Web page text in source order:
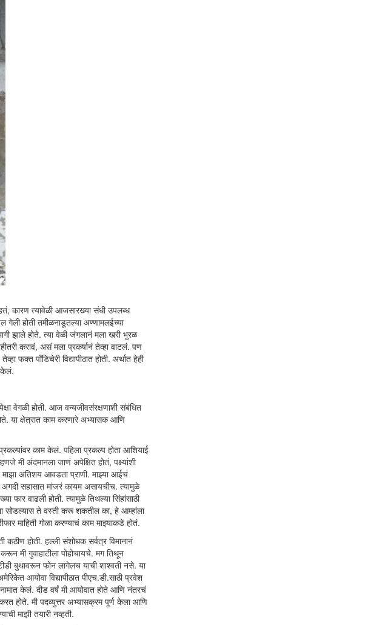
कारण त्यावेळी आजसारख्या संधी उपलब्ध
गेली होती तमीळनाडूतल्या अण्णामलईच्या
झाले होते. त्या वेळी जंगलानं मला खरी भुरळ
करावं, असं मला प्रकर्षानं तेव्हा वाटलं. पण
फक्त पाँडिचेरी विद्यापीठात होती. अर्थात हेही
केलं.
वेगळी होती. आज वन्यजीवसंरक्षणाशी संबंधित
या क्षेत्रात काम करणारे अभ्यासक आणि
काम केलं. पहिला प्रकल्प होता आशियाई
मी अंदमानला जाणं अपेक्षित होतं, पक्ष्यांशी
माझा अतिशय आवडता प्राणी. माझ्या आईचं
सहासात मांजरं कायम असायचीच. त्यामुळे
फार वाढली होती. त्यामुळे तिथल्या सिंहांसाठी
सोडल्यास ते वस्ती करू शकतील का, हे आम्हांला
माहिती गोळा करण्याचं काम माझ्याकडे होतं.
कठीण होती. हल्ली संशोधक सर्वत्र विमानानं
मी गुवाहाटीला पोहोचायचे. मग तिथून
बुथावरून फोन लागेलच याची शाश्वती नसे. या
आयोवा विद्यापीठात पीएच.डी.साठी प्रवेश
केलं. दीड वर्षं मी आयोवात होते आणि नंतरचं
होते. मी पदव्युत्तर अभ्यासक्रम पूर्ण केला आणि
माझी तयारी नव्हती.